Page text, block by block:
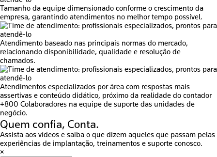
Tamanho da equipe dimensionado conforme o crescimento da
empresa, garantindo atendimentos no melhor tempo possível.
Atendimento baseado nas principais normas do mercado,
relacionando disponibilidade, qualidade e resolução de
chamados.
Atendimentos especializados por área com respostas mais
assertivas e conteúdo didático, próximo da realidade do contador
+800 Colaboradores na equipe de suporte das unidades de
negócio.
Quem confia, Conta.
Assista aos vídeos e saiba o que dizem aqueles que passam pelas
experiências de implantação, treinamentos e suporte conosco.
×